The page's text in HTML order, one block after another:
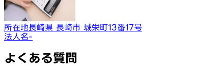
所在地長崎県 長崎市 城栄町13番17号
法人名-
よくある質問